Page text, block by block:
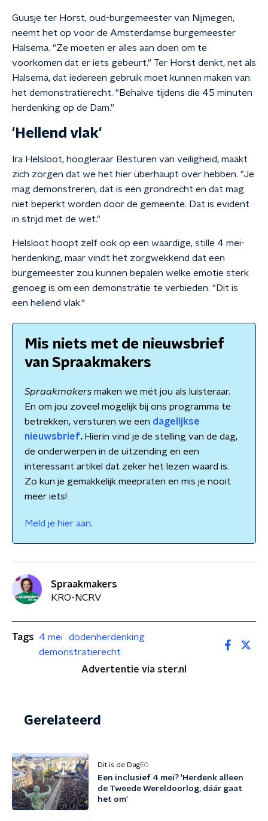
Guusje ter Horst, oud-burgemeester van Nijmegen,
neemt het op voor de Amsterdamse burgemeester
Halsema. "Ze moeten er alles aan doen om te
voorkomen dat er iets gebeurt." Ter Horst denkt, net als
Halsema, dat iedereen gebruik moet kunnen maken van
het demonstratierecht. "Behalve tijdens die 45 minuten
herdenking op de Dam."
'Hellend vlak'
Ira Helsloot, hoogleraar Besturen van veiligheid, maakt
zich zorgen dat we het hier überhaupt over hebben. "Je
mag demonstreren, dat is een grondrecht en dat mag
niet beperkt worden door de gemeente. Dat is evident
in strijd met de wet."
Helsloot hoopt zelf ook op een waardige, stille 4 mei-
herdenking, maar vindt het zorgwekkend dat een
burgemeester zou kunnen bepalen welke emotie sterk
genoeg is om een demonstratie te verbieden. "Dit is
een hellend vlak."
Mis niets met de nieuwsbrief
van Spraakmakers
Spraakmakers maken we mét jou als luisteraar.
En om jou zoveel mogelijk bij ons programma te
betrekken, versturen we een dagelijkse
nieuwsbrief.Hierin vind je de stelling van de dag,
de onderwerpen in de uitzending en een
interessant artikel dat zeker het lezen waard is.
Zo kun je gemakkelijk meepraten en mis je nooit
meer iets!
Meld je hier aan.
Spraakmakers
KRO-NCRV
Tags 4 mei
dodenherdenking
demonstratierecht
Advertentie via ster.nl
Gerelateerd
Dit is de DagEO
Een inclusief 4 mei? 'Herdenk alleen
de Tweede Wereldoorlog, dáár gaat
het om'